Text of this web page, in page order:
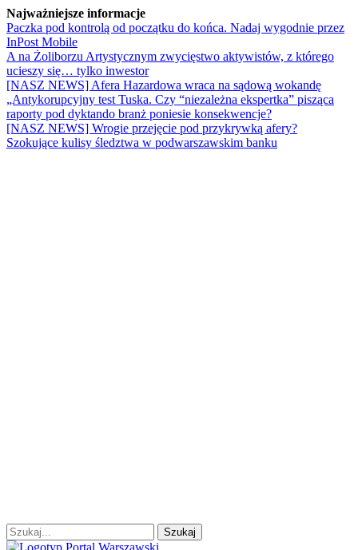
Najważniejsze informacje
Paczka pod kontrolą od początku do końca. Nadaj wygodnie przez
InPost Mobile
A na Żoliborzu Artystycznym zwycięstwo aktywistów, z którego
ucieszy się… tylko inwestor
[NASZ NEWS] Afera Hazardowa wraca na sądową wokandę
„Antykorupcyjny test Tuska. Czy “niezależna ekspertka” pisząca
raporty pod dyktando branż poniesie konsekwencje?
[NASZ NEWS] Wrogie przejęcie pod przykrywką afery?
Szokujące kulisy śledztwa w podwarszawskim banku